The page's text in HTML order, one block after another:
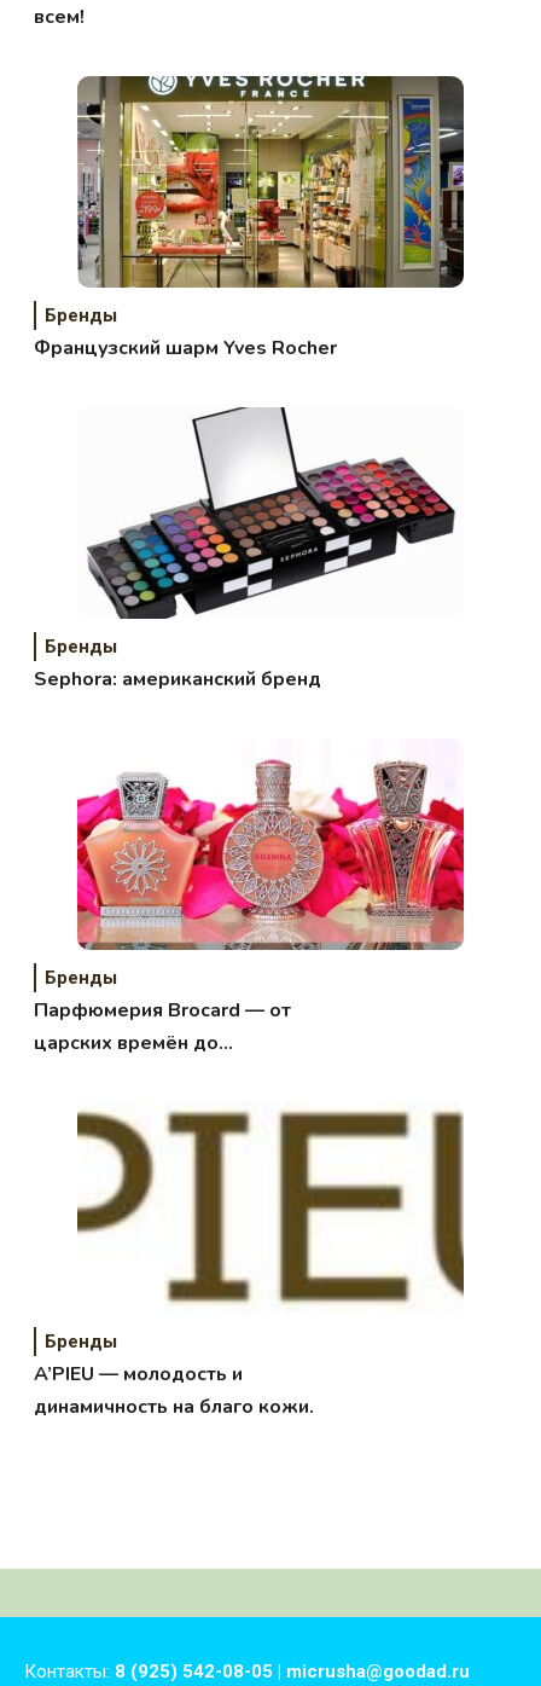
всем!
Бренды
Французский шарм Yves Rocher
Бренды
Sephora: американский бренд
Бренды
Парфюмерия Brocard — от
царских времён до
Бренды
A’PIEU — молодость и
динамичность на благо кожи.
Контакты: 8 (925) 542-08-05 | micrusha@goodad.ru